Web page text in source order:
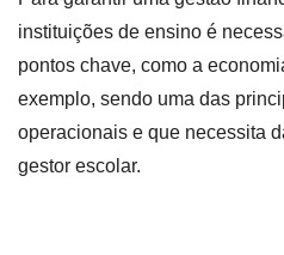
instituições de ensino é
pontos chave, como a
exemplo, sendo uma das
operacionais e que necessita
gestor escolar.